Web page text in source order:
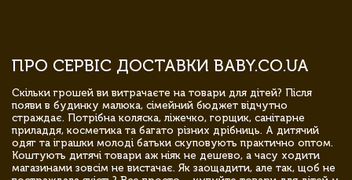
ПРО СЕРВІС ДОСТАВКИ BABY.CO.UA
Скільки грошей ви витрачаєте на товари для дітей? Після
появи в будинку малюка, сімейний бюджет відчутно
страждає. Потрібна коляска, ліжечко, горщик, санітарне
приладдя, косметика та багато різних дрібниць. А дитячий
одяг та іграшки молоді батьки скуповують практично оптом.
Коштують дитячі товари аж ніяк не дешево, а часу ходити
магазинами зовсім не вистачає. Як заощадити, але так, щоб не